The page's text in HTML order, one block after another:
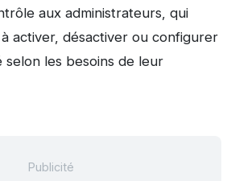
aux administrateurs, qui
activer, désactiver ou configurer
les besoins de leur